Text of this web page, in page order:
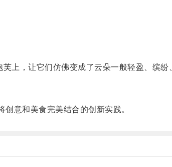
，让它们仿佛变成了云朵一般轻盈、缤纷
意和美食完美结合的创新实践。